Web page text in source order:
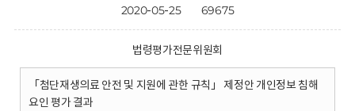
2020-05-25 69675
법령평가전문위원회
「첨단재생의료 안전 및 지원에 관한 규칙」 제정안 개인정보 침해
요인 평가 결과